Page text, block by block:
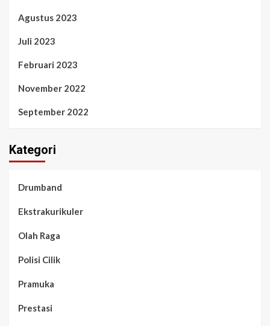
Agustus 2023
Juli 2023
Februari 2023
November 2022
September 2022
Kategori
Drumband
Ekstrakurikuler
Olah Raga
Polisi Cilik
Pramuka
Prestasi